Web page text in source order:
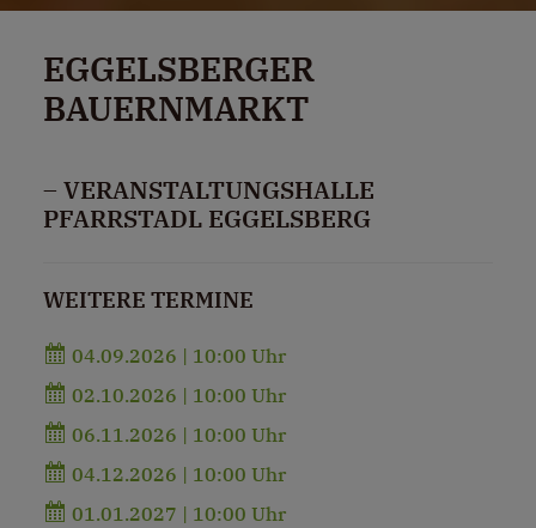
EGGELSBERGER
BAUERNMARKT
– VERANSTALTUNGSHALLE
PFARRSTADL EGGELSBERG
WEITERE TERMINE
04.09.2026 | 10:00 Uhr
02.10.2026 | 10:00 Uhr
06.11.2026 | 10:00 Uhr
04.12.2026 | 10:00 Uhr
01.01.2027 | 10:00 Uhr